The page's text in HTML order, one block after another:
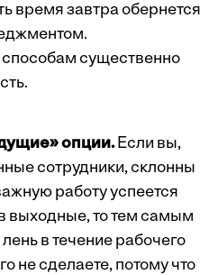
время завтра обернется
существенно
опции.Если вы,
сотрудники, склонны
работу успеется
выходные, то тем самым
в течение рабочего
не сделаете, потому что